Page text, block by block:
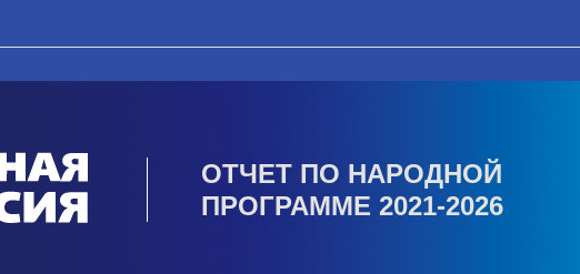
ОТЧЕТ ПО НАРОДНОЙ
ПРОГРАММЕ 2021-2026